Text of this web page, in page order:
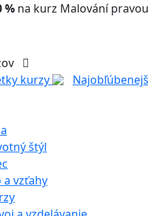
% na kurz Malování
kurzy
štýl
a vzťahy